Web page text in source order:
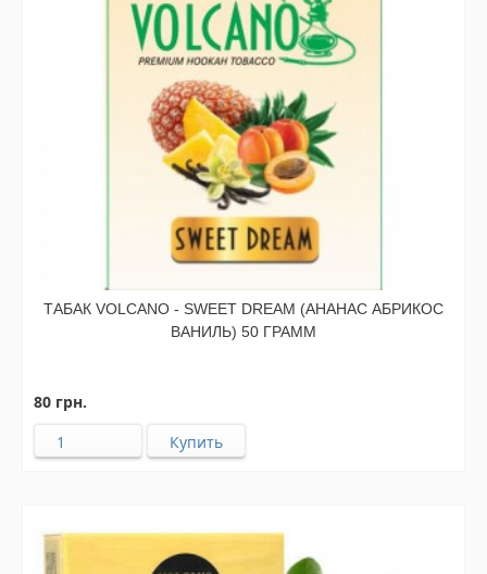
ТАБАК VOLCANO - SWEET DREAM (АНАНАС АБРИКОС
ВАНИЛЬ) 50 ГРАММ
80 грн.